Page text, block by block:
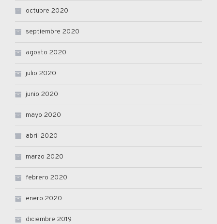
octubre 2020
septiembre 2020
agosto 2020
julio 2020
junio 2020
mayo 2020
abril 2020
marzo 2020
febrero 2020
enero 2020
diciembre 2019